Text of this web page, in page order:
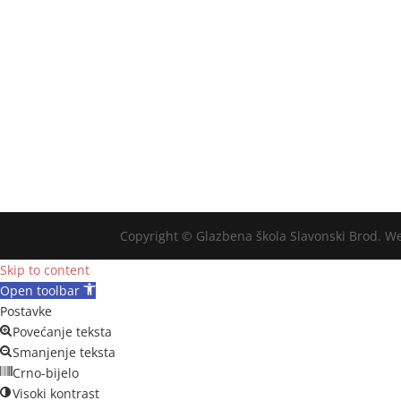
Copyright © Glazbena škola Slavonski Brod.
Skip to content
Open toolbar
Postavke
Povećanje teksta
Smanjenje teksta
Crno-bijelo
Visoki kontrast